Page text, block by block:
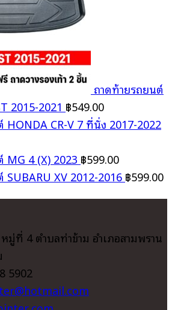
ถาดท้ายรถยนต์
2015-2021 ฿549.00
HONDA CR-V 7 ที่นั่ง 2017-2022
MG 4 (X) 2023 ฿599.00
XV 2012-2016 ฿599.00
มู่ที่ 4 ตำบลท่าข้าม อำเภอสามพราน
5902